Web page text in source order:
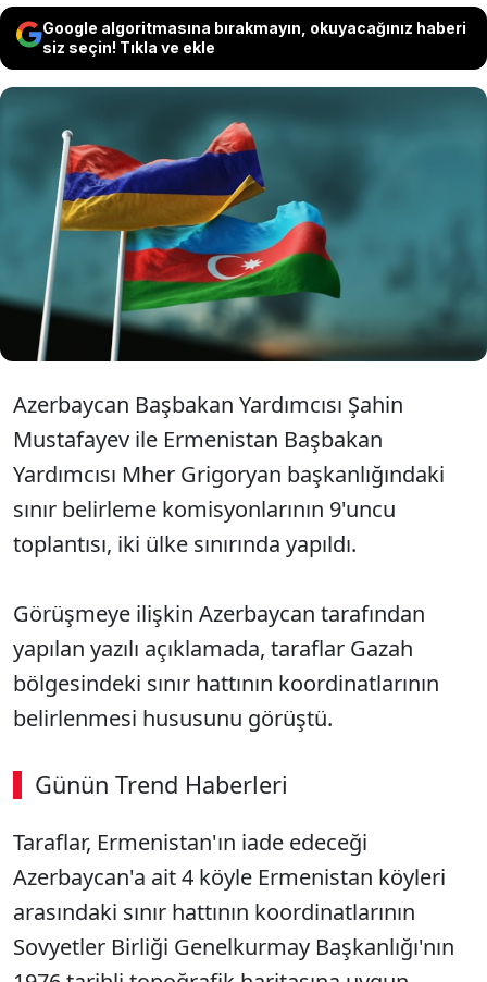
Google algoritmasına bırakmayın, okuyacağınız haberi
siz seçin! Tıkla ve ekle
Azerbaycan ve Ermenistan, Gazah ili
yönündeki sınır hattının Sovyetler Birliği
Genelkurmay Başkanlığının 1976 tarihli
topoğrafik haritasına uygun belirlenmesi
hususunda protokol imzaladı.
Azerbaycan Başbakan Yardımcısı Şahin
Mustafayev ile Ermenistan Başbakan
Yardımcısı Mher Grigoryan başkanlığındaki
sınır belirleme komisyonlarının 9'uncu
toplantısı, iki ülke sınırında yapıldı.
Görüşmeye ilişkin Azerbaycan tarafından
yapılan yazılı açıklamada, taraflar Gazah
bölgesindeki sınır hattının koordinatlarının
belirlenmesi hususunu görüştü.
Günün Trend Haberleri
Taraflar, Ermenistan'ın iade edeceği
Azerbaycan'a ait 4 köyle Ermenistan köyleri
arasındaki sınır hattının koordinatlarının
Sovyetler Birliği Genelkurmay Başkanlığı'nın